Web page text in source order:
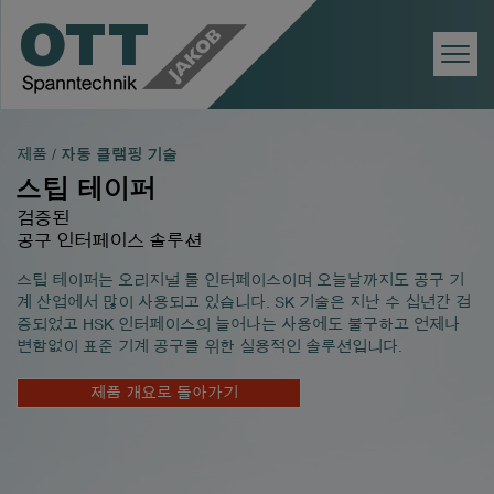
제품 / 자동 클램핑 기술
스팁 테이퍼
검증된
공구 인터페이스 솔루션
스팁 테이퍼는 오리지널 툴 인터페이스이며 오늘날까지도 공구 기
계 산업에서 많이 사용되고 있습니다. SK 기술은 지난 수 십년간 검
증되었고 HSK 인터페이스의 늘어나는 사용에도 불구하고 언제나
변함없이 표준 기계 공구를 위한 실용적인 솔루션입니다.
제품 개요로 돌아가기